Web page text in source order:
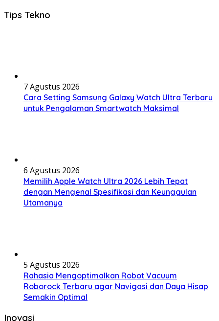
Tips Tekno
7 Agustus 2026
Cara Setting Samsung Galaxy Watch Ultra Terbaru
untuk Pengalaman Smartwatch Maksimal
6 Agustus 2026
Memilih Apple Watch Ultra 2026 Lebih Tepat
dengan Mengenal Spesifikasi dan Keunggulan
Utamanya
5 Agustus 2026
Rahasia Mengoptimalkan Robot Vacuum
Roborock Terbaru agar Navigasi dan Daya Hisap
Semakin Optimal
Inovasi